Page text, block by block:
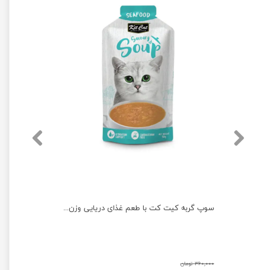
سوپ گربه کیت کت با طعم غذای دریایی وزن 50 گرم
۳۶۰,۰۰۰ تومان